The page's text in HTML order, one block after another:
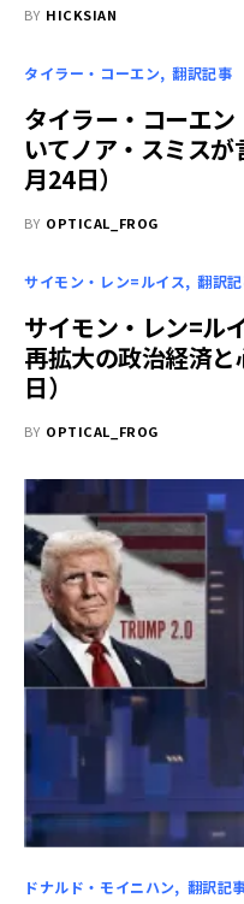
BY HICKSIAN
タイラー・コーエン 翻訳記事
タイラー・コーエ
いてノア・スミス
月24日）
BY OPTICAL_FROG
サイモン・レン=ルイス 翻訳
サイモン・レン=ル
再拡大の政治経済
日）
BY OPTICAL_FROG
ドナルド・モイニハン 翻訳記